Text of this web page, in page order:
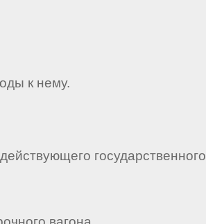
к нему.
государственного